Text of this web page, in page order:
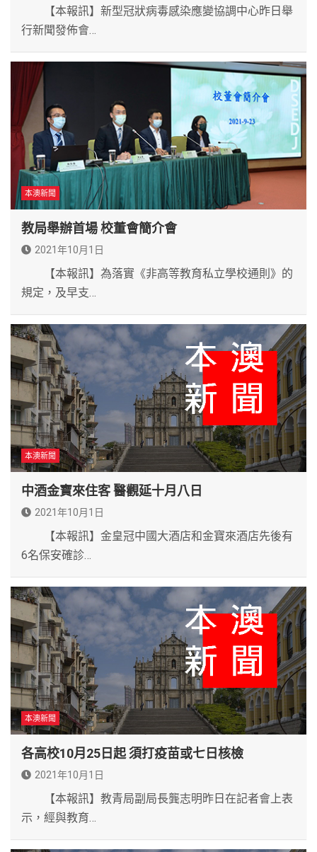
【本報訊】新型冠狀病毒感染應變協調中心昨日舉
行新聞發佈會…
本澳新聞
教局舉辦首場 校董會簡介會
2021年10月1日
【本報訊】為落實《非高等教育私立學校通則》的
規定，及早支…
本澳新聞
中酒金寶來住客 醫觀延十月八日
2021年10月1日
【本報訊】金皇冠中國大酒店和金寶來酒店先後有
6名保安確診…
本澳新聞
各高校10月25日起 須打疫苗或七日核檢
2021年10月1日
【本報訊】教青局副局長龔志明昨日在記者會上表
示，經與教育…